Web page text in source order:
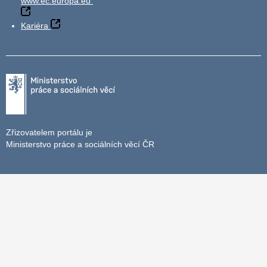
Kariéra
Zřizovatelem portálu je
Ministerstvo práce a sociálních věcí ČR